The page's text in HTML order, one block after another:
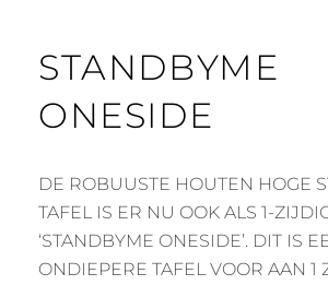
STANDBYME
ONESIDE
DE ROBUUSTE HOUTEN HOGE
TAFEL IS ER NU OOK ALS 1-
‘STANDBYME ONESIDE’. DIT IS
ONDIEPERE TAFEL VOOR AAN 1